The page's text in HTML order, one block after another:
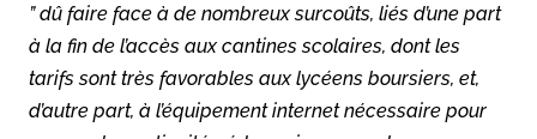
” dû faire face à de nombreux surcoûts, liés d’une part
à la fin de l’accès aux cantines scolaires, dont les
tarifs sont très favorables aux lycéens boursiers, et,
d’autre part, à l’équipement internet nécessaire pour